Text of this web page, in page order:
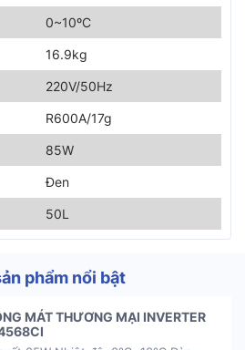
0~10ºC
16.9kg
220V/50Hz
R600A/17g
85W
Đen
50L
phẩm nổi bật
MÁT THƯƠNG MẠI INVERTER